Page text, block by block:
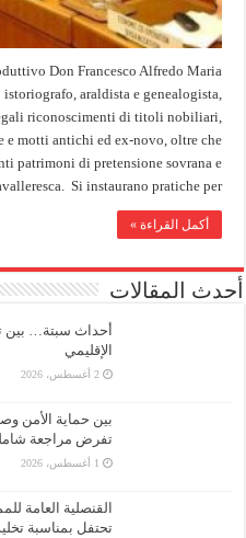
Don Francesco Alfredo Maria
araldista e genealogista,
riconoscimenti di titoli nobiliari,
e motti antichi ed ex-novo, oltre che
patrimoni di pretensione sovrana e
Si instaurano pratiche per …
أكمل القراءة »
أحدث المقالات
أحداث سبتة… بين
الإقليمي
2 أغسطس، 2026
بين حماية الأمن
تفرض مراجعة شاملة
1 أغسطس، 2026
القنصلية العامة
تحتفل بمناسبة